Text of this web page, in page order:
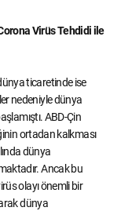
Virüs Tehdidi ile
ticaretinde ise
nedeniyle dünya
ABD-Çin
ortadan kalkması
dünya
Ancak bu
olayı önemli bir
dünya